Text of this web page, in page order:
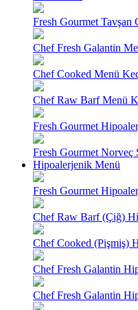
Fresh Gourmet Tavşan
Chef Fresh Galantin
Chef Cooked Menü
Chef Raw Barf Menü
Fresh Gourmet
Fresh Gourmet Norveç
Hipoalerjenik Menü
Fresh Gourmet
Chef Raw Barf (Çiğ)
Chef Cooked (Pişmiş)
Chef Fresh Galantin
Chef Fresh Galantin